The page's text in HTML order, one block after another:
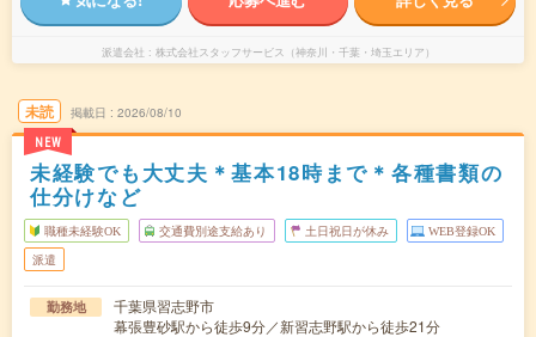
派遣会社 株式会社スタッフサービス（神奈川・千葉・埼玉エリア）
未読
NEW
掲載日 2026/08/10
未経験でも大丈夫＊基本18時まで＊各種書類の
仕分けなど
職種未経験OK 交通費別途支給あり 土日祝日が休み WEB登録OK
派遣
勤務地
千葉県習志野市
幕張豊砂駅から徒歩9分／新習志野駅から徒歩21分